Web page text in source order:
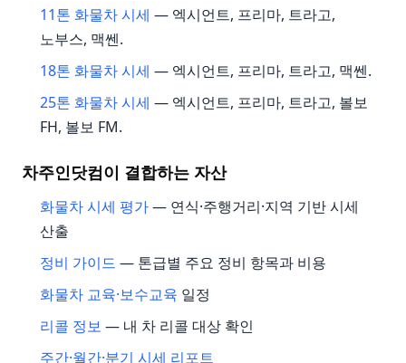
11톤 화물차 시세 — 엑시언트, 프리마, 트라고,
노부스, 맥쎈.
18톤 화물차 시세 — 엑시언트, 프리마, 트라고, 맥쎈.
25톤 화물차 시세 — 엑시언트, 프리마, 트라고, 볼보
FH, 볼보 FM.
차주인닷컴이 결합하는 자산
화물차 시세 평가— 연식·주행거리·지역 기반 시세
산출
정비 가이드 — 톤급별 주요 정비 항목과 비용
화물차 교육·보수교육 일정
리콜 정보 — 내 차 리콜 대상 확인
주간·월간·분기 시세 리포트